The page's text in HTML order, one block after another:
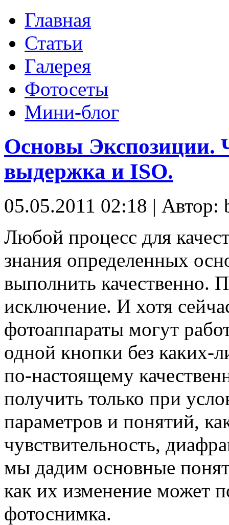
Главная
Статьи
Галерея
Фотосеты
Мини-блог
Основы Экспозиции.
выдержка и ISO.
05.05.2011 02:18 | Автор:
Любой процесс для
знания определенных
выполнить качественно.
исключение. И хотя
фотоаппараты могут
одной кнопки без каких-
по-настоящему
получить только при
параметров и понятий,
чувствительность,
мы дадим основные
как их изменение может
фотоснимка.